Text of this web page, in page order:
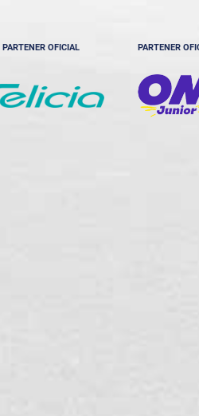
PARTENER OFICIAL PARTENER